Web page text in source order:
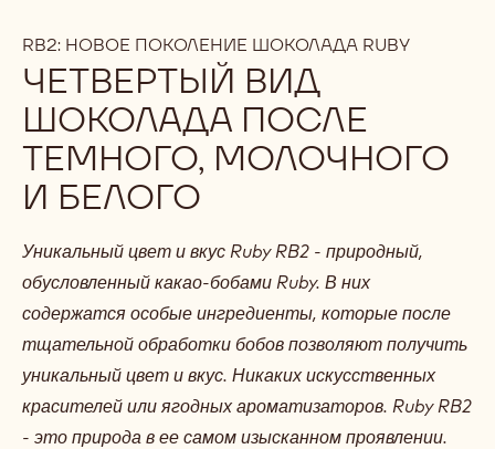
RB2: НОВОЕ ПОКОЛЕНИЕ ШОКОЛАДА RUBY
ЧЕТВЕРТЫЙ ВИД
ШОКОЛАДА ПОСЛЕ
ТЕМНОГО, МОЛОЧНОГО
И БЕЛОГО
Уникальный цвет и вкус Ruby RB2 - природный,
обусловленный какао-бобами Ruby. В них
содержатся особые ингредиенты, которые после
тщательной обработки бобов позволяют получить
уникальный цвет и вкус. Никаких искусственных
красителей или ягодных ароматизаторов. Ruby RB2
- это природа в ее самом изысканном проявлении.